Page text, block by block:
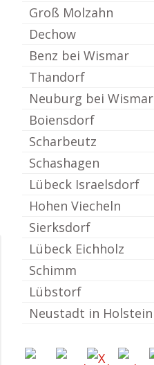
Groß Molzahn
Dechow
Benz bei Wismar
Thandorf
Neuburg bei Wismar
Boiensdorf
Scharbeutz
Schashagen
Lübeck Israelsdorf
Hohen Viecheln
Sierksdorf
Lübeck Eichholz
Schimm
Lübstorf
Neustadt in Holstein